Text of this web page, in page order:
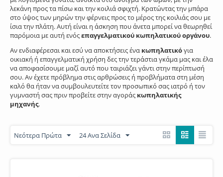
λεκάνη προς τα πίσω και την κοιλιά σφιχτή. Κρατώντας την μπάρα
στο ύψος των μηρών την φέρνεις προς το μέρος της κοιλιάς σου με
ίσια την πλάτη. Αυτή είναι η άσκηση που άνετα μπορεί να θεωρηθεί
παρόμοια με αυτή ενόςεπαγγελματικού κωπηλατικού οργάνου.
Αν ενδιαφέρεσαι και εσύ να αποκτήσεις ένα κωπηλατικόγια
οικιακή ή επαγγελματική χρήση δες την τεράστια γκάμα μας και έλα
να αποφασίσουμε μαζί αυτό που ταιριάζει γάντι στην περίπτωσή
σου. Αν έχετε πρόβλημα στις αρθρώσεις ή προβλήματα στη μέση
καλό θα ήταν να συμβουλευτείτε τον προσωπικό σας ιατρό ή τον
γυμναστή σας πριν προβείτε στην αγοράς κωπηλατικής
μηχανής.
Νεότερα Πρώτα 24 Ανα Σελίδα